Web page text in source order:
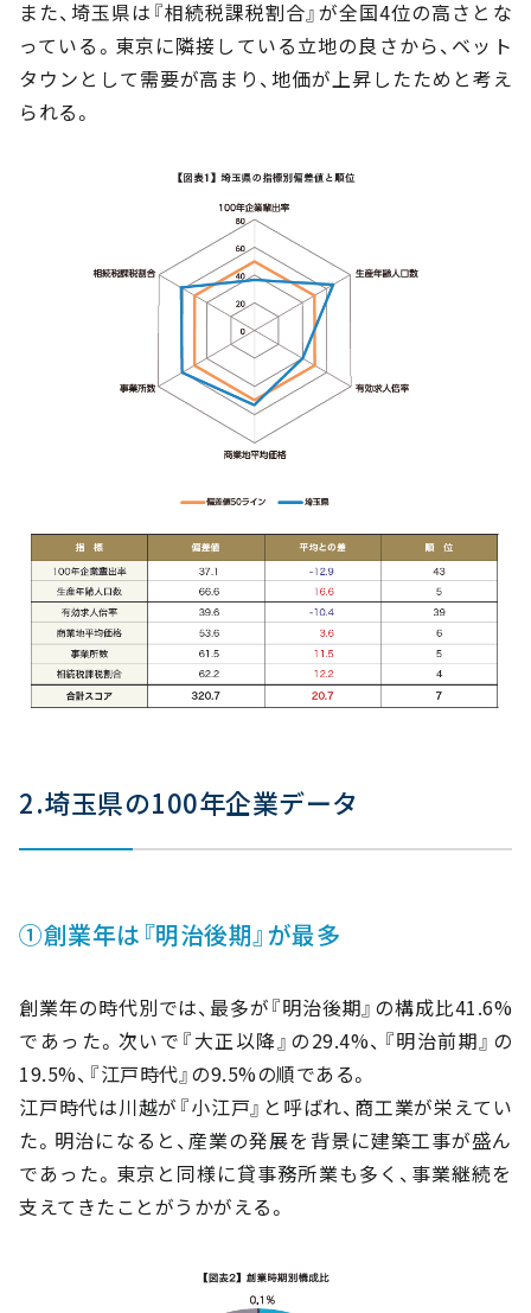
また、埼玉県は『相続税課税割合』が全国4位の高さとな
っている。東京に隣接している立地の良さから、ベット
タウンとして需要が高まり、地価が上昇したためと考え
られる。
2.埼玉県の100年企業データ
①創業年は『明治後期』が最多
創業年の時代別では、最多が『明治後期』の構成比41.6%
であった。次いで『大正以降』の29.4%、『明治前期』の
19.5%、『江戸時代』の9.5%の順である。
江戸時代は川越が『小江戸』と呼ばれ、商工業が栄えてい
た。明治になると、産業の発展を背景に建築工事が盛ん
であった。東京と同様に貸事務所業も多く、事業継続を
支えてきたことがうかがえる。